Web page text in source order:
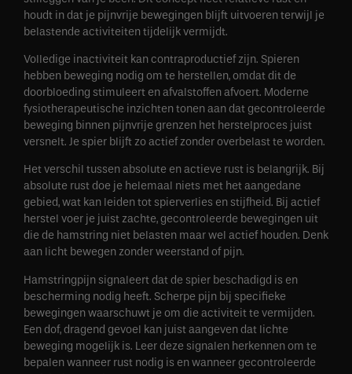
houdt in dat je pijnvrije bewegingen blijft uitvoeren terwijl je
belastende activiteiten tijdelijk vermijdt.
Volledige inactiviteit kan contraproductief zijn. Spieren
hebben beweging nodig om te herstellen, omdat dit de
doorbloeding stimuleert en afvalstoffen afvoert. Moderne
fysiotherapeutische inzichten tonen aan dat gecontroleerde
beweging binnen pijnvrije grenzen het herstelproces juist
versnelt. Je spier blijft zo actief zonder overbelast te worden.
Het verschil tussen absolute en actieve rust is belangrijk. Bij
absolute rust doe je helemaal niets met het aangedane
gebied, wat kan leiden tot spierverlies en stijfheid. Bij actief
herstel voer je juist zachte, gecontroleerde bewegingen uit
die de hamstring niet belasten maar wel actief houden. Denk
aan licht bewegen zonder weerstand of pijn.
Hamstringpijn signaleert dat de spier beschadigd is en
bescherming nodig heeft. Scherpe pijn bij specifieke
bewegingen waarschuwt je om die activiteit te vermijden.
Een dof, dragend gevoel kan juist aangeven dat lichte
beweging mogelijk is. Leer deze signalen herkennen om te
bepalen wanneer rust nodig is en wanneer gecontroleerde